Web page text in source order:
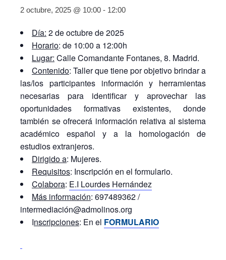
2 octubre, 2025 @ 10:00 - 12:00
Día: 2 de octubre de 2025
Horario: de 10:00 a 12:00h
Lugar: Calle Comandante Fontanes, 8. Madrid.
Contenido: Taller que tiene por objetivo brindar a
las/los participantes información y herramientas
necesarias para identificar y aprovechar las
oportunidades formativas existentes, donde
también se ofrecerá información relativa al sistema
académico español y a la homologación de
estudios extranjeros.
Dirigido a: Mujeres.
Requisitos: Inscripción en el formulario.
Colabora: E.I Lourdes Hernández
Más información: 697489362 /
intermediación@admolinos.org
Inscripciones: En el FORMULARIO